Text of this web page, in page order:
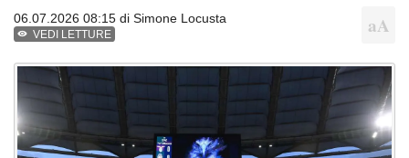
06.07.2026 08:15 di Simone Locusta
VEDI LETTURE